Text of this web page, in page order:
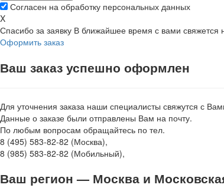
Согласен на обработку персональных данных
X
Спасибо за заявку В ближайшее время с вами
Оформить заказ
Ваш заказ успешно оформлен
Для уточнения заказа наши специалисты свяжутся с
Данные о заказе были отправлены Вам на почту.
По любым вопросам обращайтесь по тел.
8 (495) 583-82-82 (Москва),
8 (985) 583-82-82 (Мобильный),
Ваш регион — Москва и